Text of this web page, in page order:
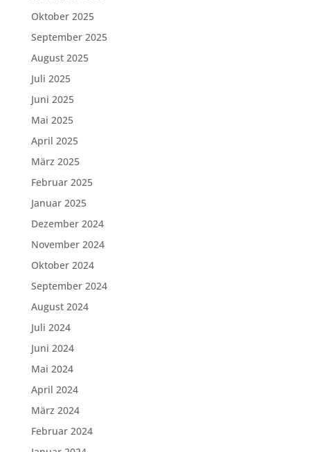
Oktober 2025
September 2025
August 2025
Juli 2025
Juni 2025
Mai 2025
April 2025
März 2025
Februar 2025
Januar 2025
Dezember 2024
November 2024
Oktober 2024
September 2024
August 2024
Juli 2024
Juni 2024
Mai 2024
April 2024
März 2024
Februar 2024